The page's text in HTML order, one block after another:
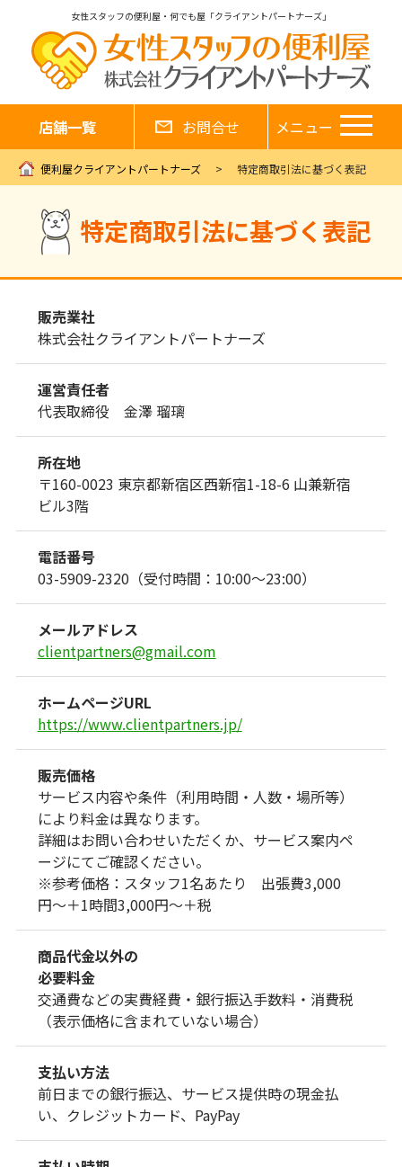
女性スタッフの便利屋・何でも屋「クライアントパートナーズ」
店舗一覧 お問合せ メニュー
便利屋クライアントパートナーズ 特定商取引法に基づく表記
特定商取引法に基づく表記
販売業社
株式会社クライアントパートナーズ
運営責任者
代表取締役 金澤 瑠璃
所在地
〒160-0023 東京都新宿区西新宿1-18-6 山兼新宿
ビル3階
電話番号
03-5909-2320（受付時間：10:00～23:00）
メールアドレス
clientpartners@gmail.com
ホームページURL
https://www.clientpartners.jp/
販売価格
サービス内容や条件（利用時間・人数・場所等）
により料金は異なります。
詳細はお問い合わせいただくか、サービス案内ペ
ージにてご確認ください。
※参考価格：スタッフ1名あたり 出張費3,000
円〜＋1時間3,000円〜＋税
商品代金以外の
必要料金
交通費などの実費経費・銀行振込手数料・消費税
（表示価格に含まれていない場合）
支払い方法
前日までの銀行振込、サービス提供時の現金払
い、クレジットカード、PayPay